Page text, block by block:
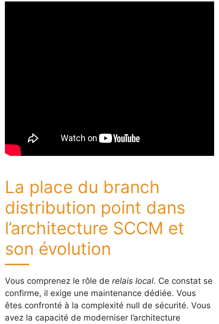
La place du branch
distribution point dans
l’architecture SCCM et
son évolution
Vous comprenez le rôle de relais local. Ce constat se
confirme, il exige une maintenance dédiée. Vous
êtes confronté à la complexité null de sécurité. Vous
avez la capacité de moderniser l’architecture